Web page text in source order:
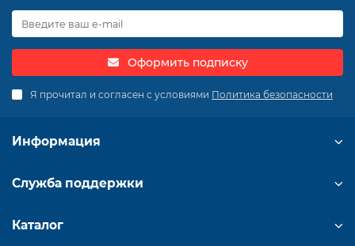
Оформить подписку
Я прочитал и согласен с условиями Политика безопасности
Информация
Служба поддержки
Каталог